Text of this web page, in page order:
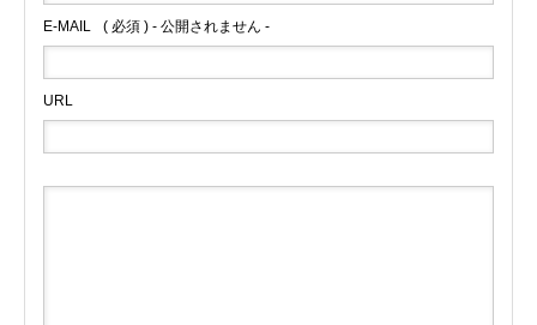
E-MAIL ( 必須 ) - 公開されません -
URL